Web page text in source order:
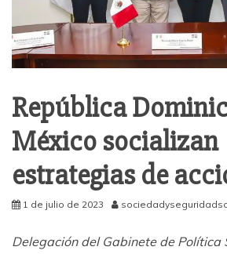
República
México socializan
estrategias de
1 de julio de 2023
Delegación del Gabinete de Política